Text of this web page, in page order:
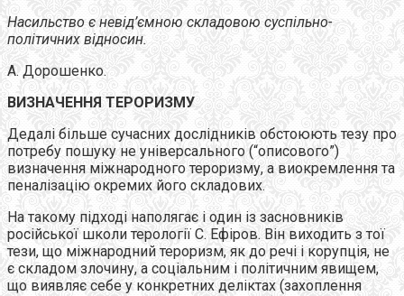
Насильство є невід’ємною складовою суспільно-
політичних відносин.
А. Дорошенко.
ВИЗНАЧЕННЯ ТЕРОРИЗМУ
Дедалі більше сучасних дослідників обстоюють тезу про
потребу пошуку не універсального (“описового”)
визначення міжнародного тероризму, а виокремлення та
пеналізацію окремих його складових.
На такому підході наполягає і один із засновників
російської школи терології С. Ефіров. Він виходить з тої
тези, що міжнародний тероризм, як до речі і корупція, не
є складом злочину, а соціальним і політичним явищем,
що виявляє себе у конкретних деліктах (захоплення